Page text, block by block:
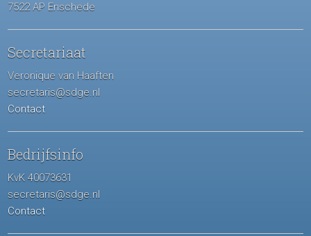
7522 AP Enschede
Secretariaat
Veronique van Haaften
secretaris@sdge.nl
Contact
Bedrijfsinfo
KvK 40073631
secretaris@sdge.nl
Contact